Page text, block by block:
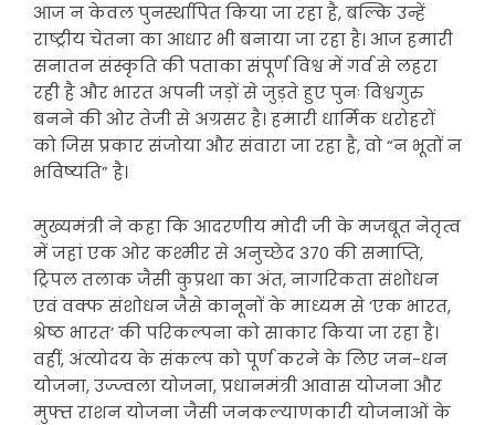
आज न केवल पुनर्स्थापित किया जा रहा है, बल्कि उन्हें
राष्ट्रीय चेतना का आधार भी बनाया जा रहा है। आज हमारी
सनातन संस्कृति की पताका संपूर्ण विश्व में गर्व से लहरा
रही है और भारत अपनी जड़ों से जुड़ते हुए पुनः विश्वगुरु
बनने की ओर तेजी से अग्रसर है। हमारी धार्मिक धरोहरों
को जिस प्रकार संजोया और संवारा जा रहा है, वो “न भूतों न
भविष्यति” है।
मुख्यमंत्री ने कहा कि आदरणीय मोदी जी के मजबूत नेतृत्व
में जहां एक ओर कश्मीर से अनुच्छेद 370 की समाप्ति,
ट्रिपल तलाक जैसी कुप्रथा का अंत, नागरिकता संशोधन
एवं वक्फ संशोधन जैसे कानूनों के माध्यम से ‘एक भारत,
श्रेष्ठ भारत’ की परिकल्पना को साकार किया जा रहा है।
वहीं, अंत्योदय के संकल्प को पूर्ण करने के लिए जन-धन
योजना, उज्ज्वला योजना, प्रधानमंत्री आवास योजना और
मुफ्त राशन योजना जैसी जनकल्याणकारी योजनाओं के